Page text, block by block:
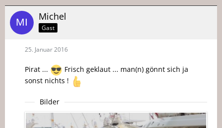
Michel
Gast
25. Januar 2016
Pirat ...
Frisch geklaut ... man(n) gönnt sich ja
sonst nichts !
Bilder